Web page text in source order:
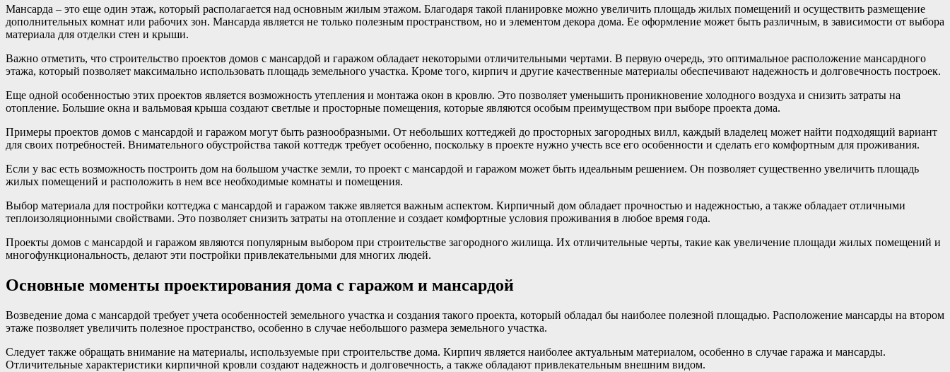
Мансарда – это еще один этаж, который располагается над основным жилым этажом. Благодаря такой планировке можно увеличить площадь жилых помещений и осуществить размещение
дополнительных комнат или рабочих зон. Мансарда является не только полезным пространством, но и элементом декора дома. Ее оформление может быть различным, в зависимости от выбора
материала для отделки стен и крыши.
Важно отметить, что строительство проектов домов с мансардой и гаражом обладает некоторыми отличительными чертами. В первую очередь, это оптимальное расположение мансардного
этажа, который позволяет максимально использовать площадь земельного участка. Кроме того, кирпич и другие качественные материалы обеспечивают надежность и долговечность построек.
Еще одной особенностью этих проектов является возможность утепления и монтажа окон в кровлю. Это позволяет уменьшить проникновение холодного воздуха и снизить затраты на
отопление. Большие окна и вальмовая крыша создают светлые и просторные помещения, которые являются особым преимуществом при выборе проекта дома.
Примеры проектов домов с мансардой и гаражом могут быть разнообразными. От небольших коттеджей до просторных загородных вилл, каждый владелец может найти подходящий вариант
для своих потребностей. Внимательного обустройства такой коттедж требует особенно, поскольку в проекте нужно учесть все его особенности и сделать его комфортным для проживания.
Если у вас есть возможность построить дом на большом участке земли, то проект с мансардой и гаражом может быть идеальным решением. Он позволяет существенно увеличить площадь
жилых помещений и расположить в нем все необходимые комнаты и помещения.
Выбор материала для постройки коттеджа с мансардой и гаражом также является важным аспектом. Кирпичный дом обладает прочностью и надежностью, а также обладает отличными
теплоизоляционными свойствами. Это позволяет снизить затраты на отопление и создает комфортные условия проживания в любое время года.
Проекты домов с мансардой и гаражом являются популярным выбором при строительстве загородного жилища. Их отличительные черты, такие как увеличение площади жилых помещений и
многофункциональность, делают эти постройки привлекательными для многих людей.
Основные моменты проектирования дома с гаражом и мансардой
Возведение дома с мансардой требует учета особенностей земельного участка и создания такого проекта, который обладал бы наиболее полезной площадью. Расположение мансарды на втором
этаже позволяет увеличить полезное пространство, особенно в случае небольшого размера земельного участка.
Следует также обращать внимание на материалы, используемые при строительстве дома. Кирпич является наиболее актуальным материалом, особенно в случае гаража и мансарды.
Отличительные характеристики кирпичной кровли создают надежность и долговечность, а также обладают привлекательным внешним видом.